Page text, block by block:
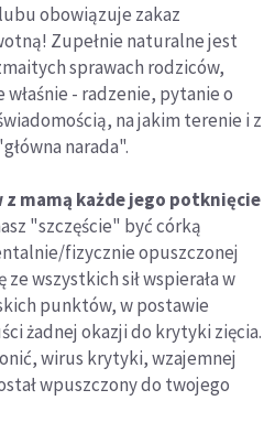
obowiązuje zakaz
Zupełnie naturalne jest
sprawach rodziców,
- radzenie, pytanie o
na jakim terenie i z
narada".
z mamą każde jego potknięcie
"szczęście" być córką
fizycznie opuszczonej
wszystkich sił wspierała w
punktów, w postawie
żadnej okazji do krytyki zięcia.
wirus krytyki, wzajemnej
wpuszczony do twojego